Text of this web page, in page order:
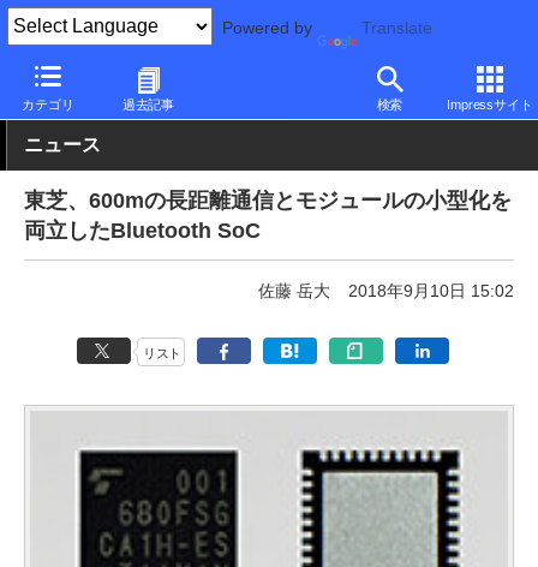
Powered by Translate
カテゴリ 過去記事 検索 Impressサイト
PC Watch 市場 技術
ニュース
東芝、600mの長距離通信とモジュールの小型化を
両立したBluetooth SoC
佐藤 岳大 2018年9月10日 15:02
リスト